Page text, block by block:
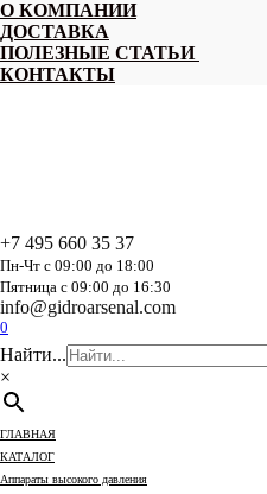
Перейти
к
содержанию
О КОМПАНИИ
ДОСТАВКА
ПОЛЕЗНЫЕ СТАТЬИ
КОНТАКТЫ
+7 495 660 35 37
Пн-Чт с 09:00 до 18:00
Пятница с 09:00 до 16:30
info@gidroarsenal.com
0
Найти...
×
ГЛАВНАЯ
КАТАЛОГ
Аппараты высокого давления